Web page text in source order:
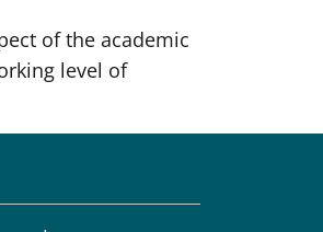
of the academic
level of